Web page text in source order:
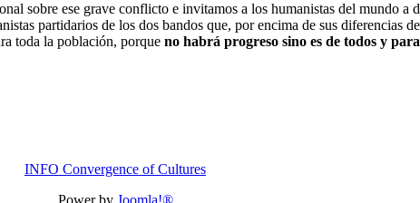
sobre ese grave conflicto e invitamos a los humanistas del mundo a
partidarios de los dos bandos que, por encima de sus diferencias
toda la población, porque no habrá progreso sino es de todos y
INFO Convergence of Cultures